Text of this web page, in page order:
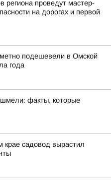
региона проведут мастер-
на дорогах и первой
подешевели в Омской
года
факты, которые
крае садовод вырастил